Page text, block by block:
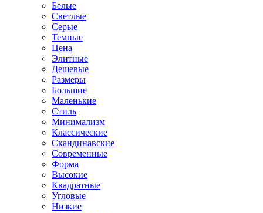
Белые
Светлые
Серые
Темные
Цена
Элитные
Дешевые
Размеры
Большие
Маленькие
Стиль
Минимализм
Классические
Скандинавские
Современные
Форма
Высокие
Квадратные
Угловые
Низкие